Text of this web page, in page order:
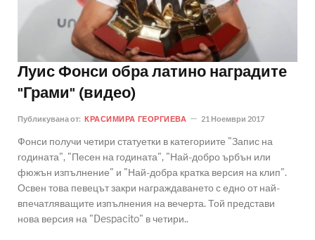
Луис Фонси обра латино наградите
"Грами" (видео)
Публикувана от: КРАСИМИРА ГЕОРГИЕВА 21 Ноември 2017
Фонси получи четири статуетки в категориите "Запис на
годината", "Песен на годината", "Най-добро ърбън или
фюжън изпълнение" и "Най-добра кратка версия на клип".
Освен това певецът закри награждаването с едно от най-
впечатляващите изпълнения на вечерта. Той представи
нова версия на "Despacito" в четири..